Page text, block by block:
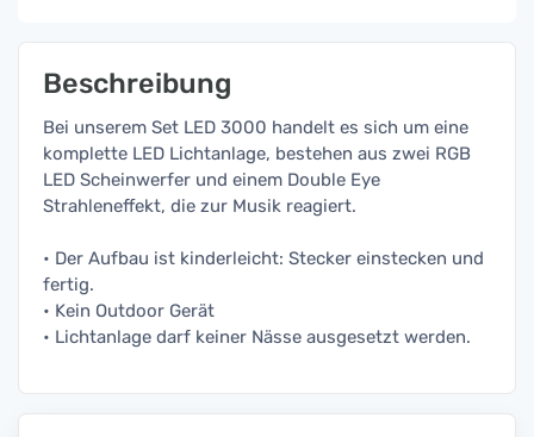
Beschreibung
Bei unserem Set LED 3000 handelt es sich um eine
komplette LED Lichtanlage, bestehen aus zwei RGB
LED Scheinwerfer und einem Double Eye
Strahleneffekt, die zur Musik reagiert.
• Der Aufbau ist kinderleicht: Stecker einstecken und
fertig.
• Kein Outdoor Gerät
• Lichtanlage darf keiner Nässe ausgesetzt werden.